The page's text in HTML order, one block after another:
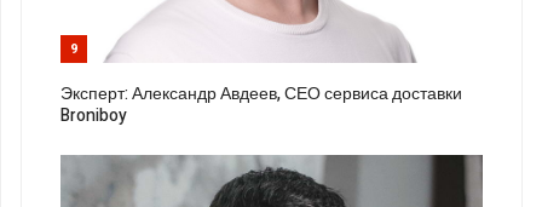
9
Эксперт: Александр Авдеев, СЕО сервиса доставки
Broniboy